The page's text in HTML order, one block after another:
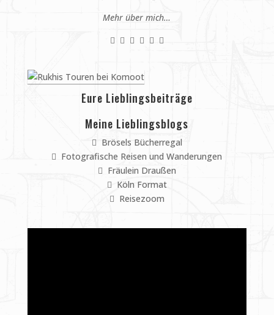
Mehr über mich…
Eure Lieblingsbeiträge
Meine Lieblingsblogs
Brösels Bücherregal
Fotografische Reisen und Wanderungen
Fräulein Draußen
Köln Format
Reisezoom